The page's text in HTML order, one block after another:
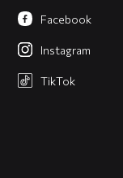
Facebook
Instagram
TikTok